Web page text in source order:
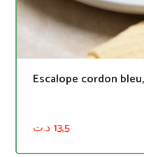
Escalope cordon
13,5د.ت